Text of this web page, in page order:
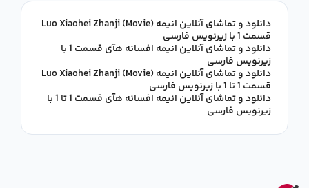
دانلود و تماشای آنلاین انیمه Luo Xiaohei Zhanji (Movie)
قسمت 1 با زیرنویس فارسی
دانلود و تماشای آنلاین انیمه افسانه هآی قسمت 1 با
زیرنویس فارسی
دانلود و تماشای آنلاین انیمه Luo Xiaohei Zhanji (Movie)
قسمت 1 تا 1 با زیرنویس فارسی
دانلود و تماشای آنلاین انیمه افسانه هآی قسمت 1 تا 1 با
زیرنویس فارسی